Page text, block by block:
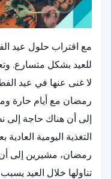
مع اقتراب حلول عيد
للعيد بشكل متسارع.
لا غنى عنها في عيد
إلى أن هناك حاجة إلى
التغذية اليومية
رمضان، مشيرين إلى أن
تناولها خلال العيد